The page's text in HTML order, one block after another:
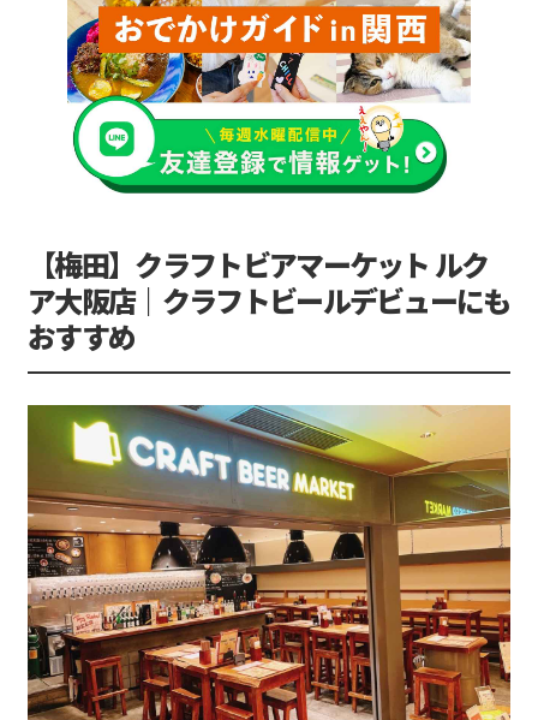
【梅田】クラフトビアマーケット ルク
ア大阪店｜クラフトビールデビューにも
おすすめ